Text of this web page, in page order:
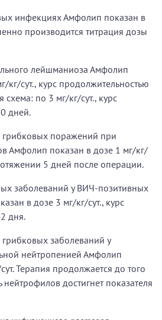
инфекциях Амфолип показан в
производится титрация дозы
лейшманиоза Амфолип
кг/сут., курс продолжительностью
схема: по 3 мг/кг/сут., курс
дней.
поражений при
Амфолип показан в дозе 1 мг/кг/
5 дней после операции.
заболеваний у ВИЧ-позитивных
в дозе 3 мг/кг/сут., курс
дня.
заболеваний у
нейтропенией Амфолип
Терапия продолжается до того
достигнет показателя